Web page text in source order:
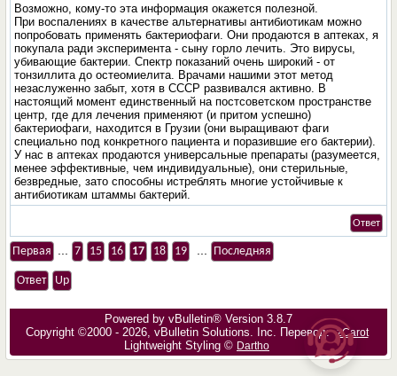
Возможно, кому-то эта информация окажется полезной.
При воспалениях в качестве альтернативы антибиотикам можно
попробовать применять бактериофаги. Они продаются в аптеках, я
покупала ради эксперимента - сыну горло лечить. Это вирусы,
убивающие бактерии. Спектр показаний очень широкий - от
тонзиллита до остеомиелита. Врачами нашими этот метод
незаслуженно забыт, хотя в СССР развивался активно. В
настоящий момент единственный на постсоветском пространстве
центр, где для лечения применяют (и притом успешно)
бактериофаги, находится в Грузии (они выращивают фаги
специально под конкретного пациента и поразившие его бактерии).
У нас в аптеках продаются универсальные препараты (разумеется,
менее эффективные, чем индивидуальные), они стерильные,
безвредные, зато способны истреблять многие устойчивые к
антибиотикам штаммы бактерий.
Ответ
Первая 7 15 16 17 18 19 Последняя
Ответ Up
Powered by vBulletin® Version 3.8.7
Copyright ©2000 - 2026, vBulletin Solutions, Inc. Перевод: zCarot
Lightweight Styling © Dartho